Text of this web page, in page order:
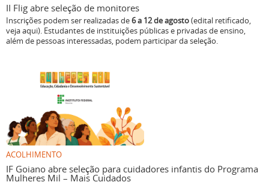
II Flig abre seleção de monitores
Inscrições podem ser realizadas de6 a 12 de agosto(edital retificado,
veja aqui). Estudantes de instituições públicas e privadas de ensino,
além de pessoas interessadas, podem participar da seleção.
ACOLHIMENTO
IF Goiano abre seleção para cuidadores infantis do Programa
Mulheres Mil – Mais Cuidados